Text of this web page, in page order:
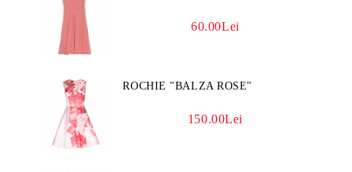
60.00Lei
ROCHIE "BALZA ROSE"
150.00Lei